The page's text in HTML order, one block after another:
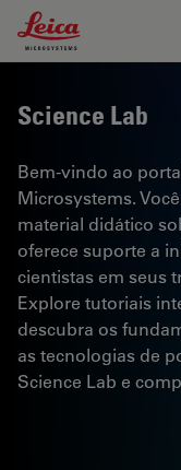
Leica Microsystems
Science Lab
Bem-vindo ao
Microsystems.
material didático
oferece suporte a
cientistas em seus
Explore tutoriais
descubra os
as tecnologias de
Science Lab e